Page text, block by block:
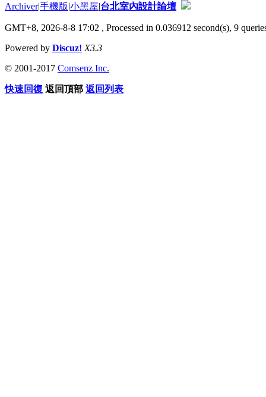
Archiver|手機版|小黑屋|台北室內設計論壇
GMT+8, 2026-8-8 17:02 , Processed in 0.036912 second(s), 9
Powered by Discuz! X3.3
© 2001-2017 Comsenz Inc.
快速回復 返回頂部 返回列表